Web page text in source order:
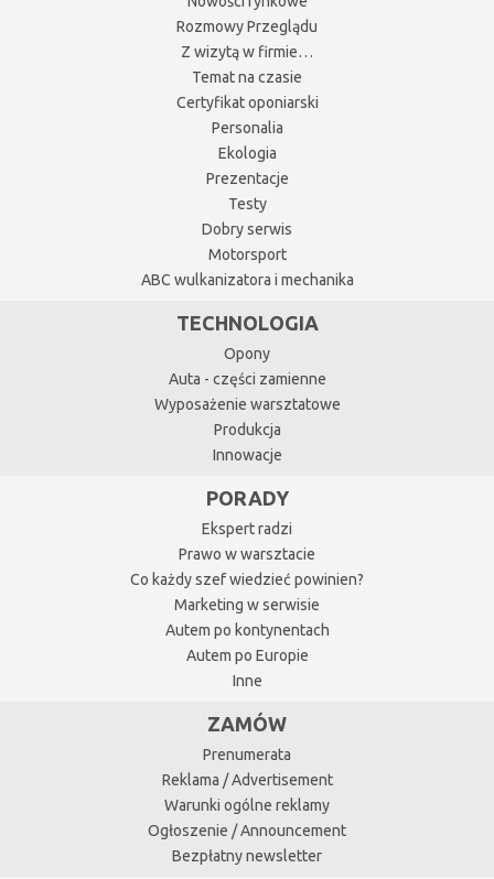
Rozmowy Przeglądu
Z wizytą w firmie…
Temat na czasie
Certyfikat oponiarski
Personalia
Ekologia
Prezentacje
Testy
Dobry serwis
Motorsport
ABC wulkanizatora i mechanika
TECHNOLOGIA
Opony
Auta - części zamienne
Wyposażenie warsztatowe
Produkcja
Innowacje
PORADY
Ekspert radzi
Prawo w warsztacie
Co każdy szef wiedzieć powinien?
Marketing w serwisie
Autem po kontynentach
Autem po Europie
Inne
ZAMÓW
Prenumerata
Reklama / Advertisement
Warunki ogólne reklamy
Ogłoszenie / Announcement
Bezpłatny newsletter